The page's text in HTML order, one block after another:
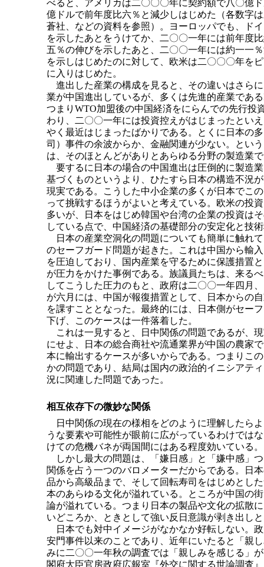
べると、アメリカは二〇〇〇年に契約額で八〇億
億ドルで前年度比六％と減少しはじめた（各数字
蒼社、などの資料を参照）。ヨーロッパでも、ド
を示したあとをうけてか、二〇〇一年には前年度
五％の伸びを示したあと、二〇〇一年には約一一
を示しはじめたのに対して、欧米は二〇〇〇年を
に入りはじめた。
進出した産業の構成を見ると、その違いはさら
業が中国進出しているが、多くは先進的産業であ
つまりWTO加盟後の中国経済をにらんでの先行投
わり、二〇〇一年には投資控えがはじまったとい
やく最近はじまったばかりである。とくに日本の
司）事件の余波からか、金融関連が少ない。とい
は、そのほとんどがありとあらゆる分野の製造業
要するに日本の場合の中国進出は圧倒的に製造
基づくものというより、ひたすら日本の構造不況
現実である。こうした中小企業の多くが日本でこ
って挑戦するほうがよいと考えている。欧米の投
多いが、日本をはじめ韓国や台湾の企業の投資は
している点で、中国経済の基礎部分の安定化と技
日本の産業空洞化の問題についても簡単に触れ
のセーフガード問題が起きた。これは中国から輸
を圧迫しており、国内産業を守るために保護措置
が圧力をかけた事例である。族議員たちは、来る
してこうした圧力のもと、政府は二〇〇一年四月
が六月には、中国が報復措置として、日本からの
を課すこととなった。最終的には、日本側がセー
下げ、このケースは一件落着した。
これは一見すると、日中関係の問題であるが、
にせよ、日本の総合商社や流通業界が中国の農家
本に輸出するケースが多いからである。つまりこ
かの問題であり、結局は国内の政治的イニシアテ
況に関連した問題であった。
相互依存下の微妙な関係
日中関係の現在の様相をどのように理解したら
うな要素や可能性が眼前に広がっているわけでは
けての危機バネが両国間にはある程度効いている。
しかし最大の問題は、「嫌日感」と「嫌中感」
関係を占う一つのバロメーターだからである。日
品から高級品まで、そして回転寿司をはじめとし
本のあらゆる文化が溢れている。ところが中国の
論が溢れている。つまり日本の製品や文化の拡散
いどころか、ときとして強い反日意識が剥き出し
日本でも対中イメージがなかなか好転しない。
安門事件以来のことであり、近年にいたると「親
みに二〇〇一年秋の調査では「親しみを感じる」
閣府大臣官房政府広報室『外交に関する世論調査